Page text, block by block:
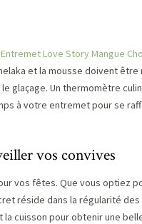
Entremet Love Story Mangue
et la mousse doivent
glaçage. Un thermomètre
à votre entremet pour se
vos convives
vos fêtes. Que vous optiez
réside dans la régularité
cuisson pour obtenir une